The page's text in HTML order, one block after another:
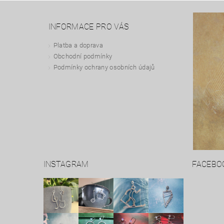
INFORMACE PRO VÁS
Platba a doprava
Obchodní podmínky
Podmínky ochrany osobních údajů
INSTAGRAM